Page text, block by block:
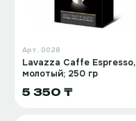
Арт. 0028
Lavazza Caffe Espresso,
молотый; 250 гр
5 350 ₸